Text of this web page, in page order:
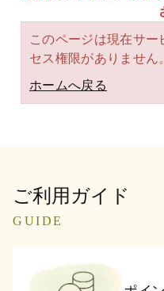
このページは現在サー
セス権限がありません
ホームへ戻る
ご利用ガイド
GUIDE